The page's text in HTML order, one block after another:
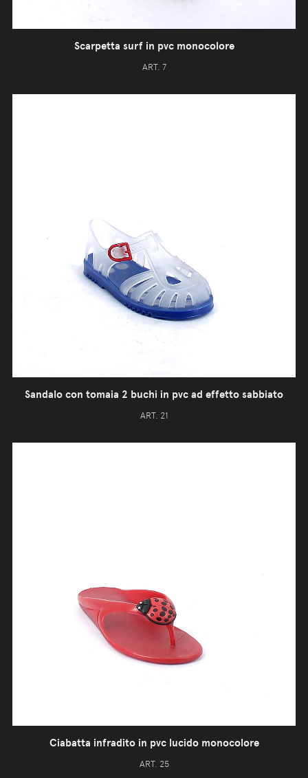
Scarpetta surf in pvc monocolore
ART. 7
Sandalo con tomaia 2 buchi in pvc ad effetto sabbiato
ART. 21
Ciabatta infradito in pvc lucido monocolore
ART. 25